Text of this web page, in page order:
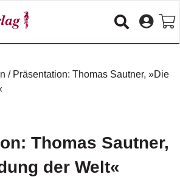
/ Präsentation: Thomas Sautner, »Die
Thomas Sautner,
der Welt«